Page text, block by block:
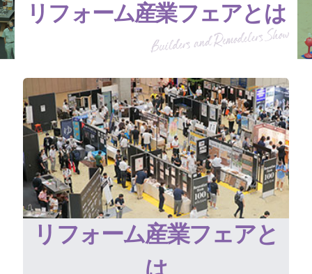
リフォーム産業フェアとは
リフォーム産業フェアと